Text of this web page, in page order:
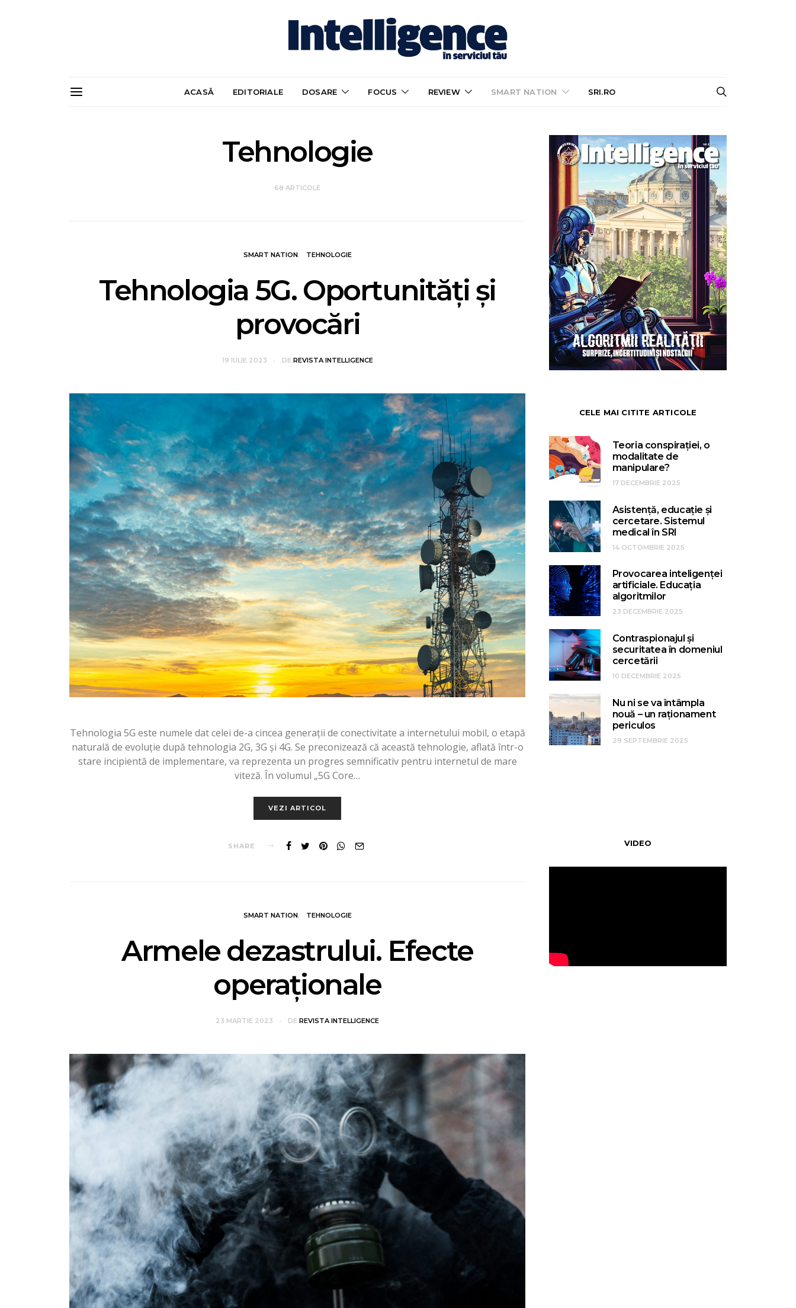
ACASĂ EDITORIALE DOSARE FOCUS REVIEW SMART NATION SRI.RO
Tehnologie
68 ARTICOLE
SMART NATION TEHNOLOGIE
Tehnologia 5G. Oportunităţi şi
provocări
19 IULIE 2023 DE REVISTA INTELLIGENCE
Tehnologia 5G este numele dat celei de-a cincea generații de conectivitate a internetului mobil, o etapă
naturală de evoluție după tehnologia 2G, 3G și 4G. Se preconizează că această tehnologie, aflată într-o
stare incipientă de implementare, va reprezenta un progres semnificativ pentru internetul de mare
viteză. În volumul „5G Core…
VEZI ARTICOL
SHARE
SMART NATION TEHNOLOGIE
Armele dezastrului. Efecte
operaționale
23 MARTIE 2023 DE REVISTA INTELLIGENCE
CELE MAI CITITE ARTICOLE
Teoria conspirației, o
modalitate de
manipulare?
17 DECEMBRIE 2025
Asistență, educație și
cercetare. Sistemul
medical în SRI
14 OCTOMBRIE 2025
Provocarea inteligenței
artificiale. Educația
algoritmilor
23 DECEMBRIE 2025
Contraspionajul și
securitatea în domeniul
cercetării
10 DECEMBRIE 2025
Nu ni se va întâmpla
nouă – un raționament
periculos
29 SEPTEMBRIE 2025
VIDEO